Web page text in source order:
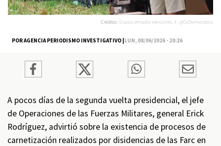
POR AGENCIA PERIODISMO INVESTIGATIVO |LUN, 08/06/2026 - 20:26
Créditos:Grupos armados elecciones. X - @CeDemocratico
A pocos días de la segunda vuelta presidencial, el jefe
de Operaciones de las Fuerzas Militares, general Erick
Rodríguez, advirtió sobre la existencia de procesos de
carnetización realizados por disidencias de las Farc en